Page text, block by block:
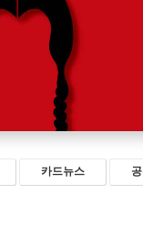
카드뉴스